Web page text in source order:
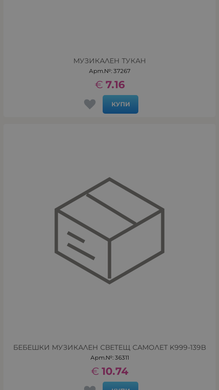
МУЗИКАЛЕН ТУКАН
Арт.№: 37267
7.16
€
КУПИ
БЕБЕШКИ МУЗИКАЛЕН СВЕТЕЩ САМОЛЕТ K999-139B
Арт.№: 36311
10.74
€